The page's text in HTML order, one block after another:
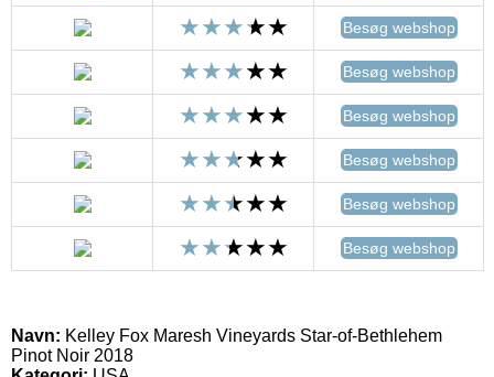
Besøg webshop
Besøg webshop
Besøg webshop
Besøg webshop
Besøg webshop
Besøg webshop
Navn: Kelley Fox Maresh Vineyards Star-of-Bethlehem
Pinot Noir 2018